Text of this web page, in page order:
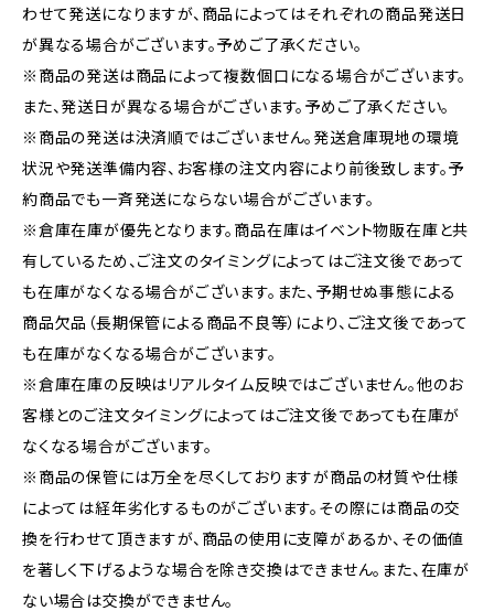
わせて発送になりますが、商品によってはそれぞれの商品発送日
が異なる場合がございます。予めご了承ください。
※商品の発送は商品によって複数個口になる場合がございます。
また、発送日が異なる場合がございます。予めご了承ください。
※商品の発送は決済順ではございません。発送倉庫現地の環境
状況や発送準備内容、お客様の注文内容により前後致します。予
約商品でも一斉発送にならない場合がございます。
※倉庫在庫が優先となります。商品在庫はイベント物販在庫と共
有しているため、ご注文のタイミングによってはご注文後であって
も在庫がなくなる場合がございます。また、予期せぬ事態による
商品欠品（長期保管による商品不良等）により、ご注文後であって
も在庫がなくなる場合がございます。
※倉庫在庫の反映はリアルタイム反映ではございません。他のお
客様とのご注文タイミングによってはご注文後であっても在庫が
なくなる場合がございます。
※商品の保管には万全を尽くしておりますが商品の材質や仕様
によっては経年劣化するものがございます。その際には商品の交
換を行わせて頂きますが、商品の使用に支障があるか、その価値
を著しく下げるような場合を除き交換はできません。また、在庫が
ない場合は交換ができません。